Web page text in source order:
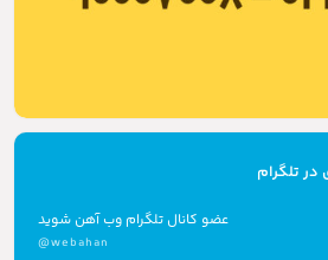
تلگرام
عضو کانال تلگرام وب آهن شوید
@webahan